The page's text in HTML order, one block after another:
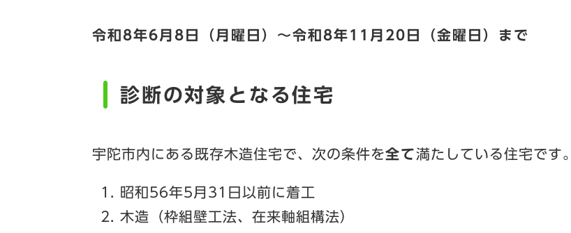
令和8年6月8日（月曜日）～令和8年11月20日（金曜日）まで
診断の対象となる住宅
宇陀市内にある既存木造住宅で、次の条件を全て満たしている住宅です。
昭和56年5月31日以前に着工
木造（枠組壁工法、在来軸組構法）